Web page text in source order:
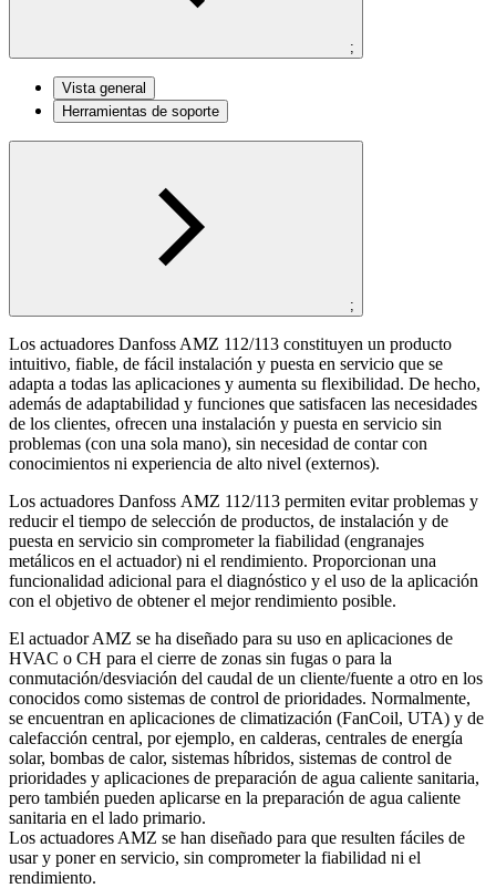
;
Vista general
Herramientas de soporte
;
Los actuadores Danfoss AMZ 112/113 constituyen un producto
intuitivo, fiable, de fácil instalación y puesta en servicio que se
adapta a todas las aplicaciones y aumenta su flexibilidad. De hecho,
además de adaptabilidad y funciones que satisfacen las necesidades
de los clientes, ofrecen una instalación y puesta en servicio sin
problemas (con una sola mano), sin necesidad de contar con
conocimientos ni experiencia de alto nivel (externos).
Los actuadores Danfoss AMZ 112/113 permiten evitar problemas y
reducir el tiempo de selección de productos, de instalación y de
puesta en servicio sin comprometer la fiabilidad (engranajes
metálicos en el actuador) ni el rendimiento. Proporcionan una
funcionalidad adicional para el diagnóstico y el uso de la aplicación
con el objetivo de obtener el mejor rendimiento posible.
El actuador AMZ se ha diseñado para su uso en aplicaciones de
HVAC o CH para el cierre de zonas sin fugas o para la
conmutación/desviación del caudal de un cliente/fuente a otro en los
conocidos como sistemas de control de prioridades. Normalmente,
se encuentran en aplicaciones de climatización (FanCoil, UTA) y de
calefacción central, por ejemplo, en calderas, centrales de energía
solar, bombas de calor, sistemas híbridos, sistemas de control de
prioridades y aplicaciones de preparación de agua caliente sanitaria,
pero también pueden aplicarse en la preparación de agua caliente
sanitaria en el lado primario.
Los actuadores AMZ se han diseñado para que resulten fáciles de
usar y poner en servicio, sin comprometer la fiabilidad ni el
rendimiento.